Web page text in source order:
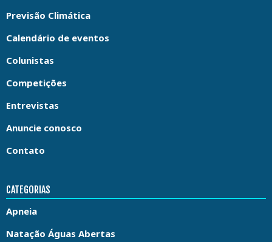
Previsão Climática
Calendário de eventos
Colunistas
Competições
Entrevistas
Anuncie conosco
Contato
CATEGORIAS
Apneia
Natação Águas Abertas